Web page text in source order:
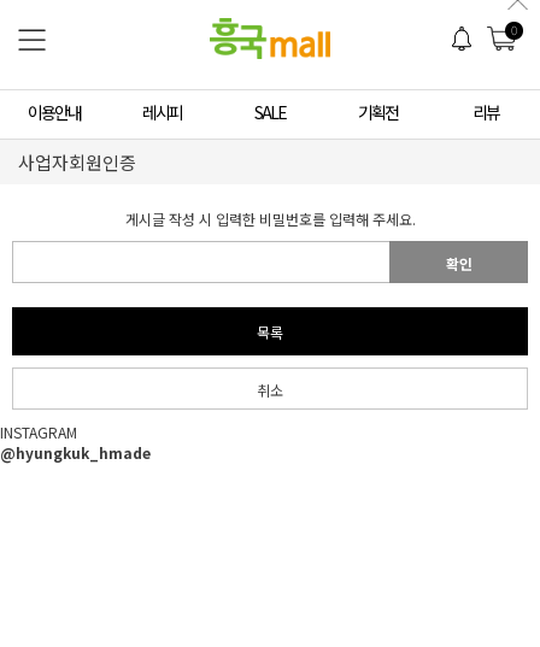
0
이용안내 레시피 SALE 기획전 리뷰
사업자회원인증
게시글 작성 시 입력한 비밀번호를 입력해 주세요.
확인
목록
취소
INSTAGRAM
@hyungkuk_hmade